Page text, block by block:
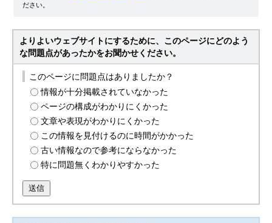
ださい。
よりよいウェブサイトにするために、このページにどのよう
な問題点があったかをお聞かせください。
このページに問題点はありましたか？
情報が十分掲載されていなかった
ページの構成がわかりにくかった
文章や表現がわかりにくかった
この情報を見付けるのに時間がかかった
古い情報なので参考にならなかった
特に問題無くわかりやすかった
送信